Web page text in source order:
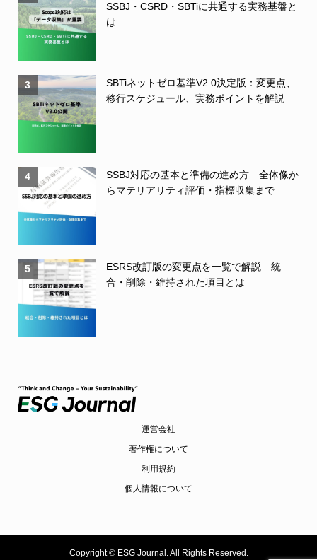
SSBJ・CSRD・SBTiに共通する実務基盤と
は
3
SBTiネットゼロ基準V2.0決定版：変更点、
移行スケジュール、実務ポイントを解説
4
SSBJ対応の基本と準備の進め方 全体像か
らマテリアリティ評価・指標収集まで
5
ESRS改訂版の変更点を一覧で解説 統
合・削除・維持された項目とは
運営会社
著作権について
利用規約
個人情報について
Copyright ©ESG Journal. All Rights Reserved.